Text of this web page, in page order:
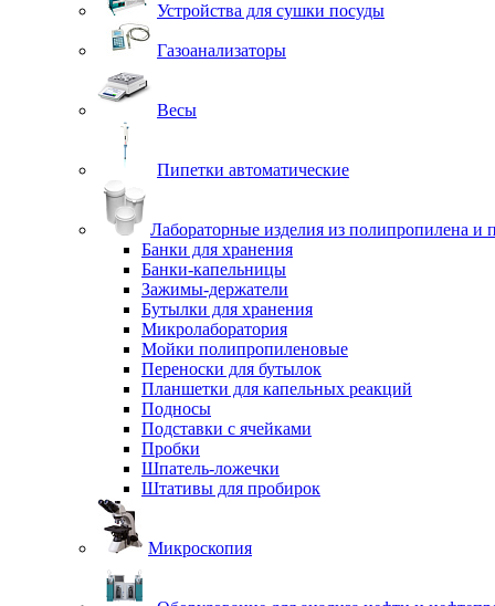
Устройства для сушки посуды
Газоанализаторы
Весы
Пипетки автоматические
Лабораторные изделия из полипропилена и
Банки для хранения
Банки-капельницы
Зажимы-держатели
Бутылки для хранения
Микролаборатория
Мойки полипропиленовые
Переноски для бутылок
Планшетки для капельных реакций
Подносы
Подставки с ячейками
Пробки
Шпатель-ложечки
Штативы для пробирок
Микроскопия